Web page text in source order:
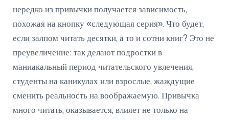
нередко из привычки получается зависимость,
похожая на кнопку «следующая серия». Что будет,
если залпом читать десятки, а то и сотни книг? Это не
преувеличение: так делают подростки в
маниакальный период читательского увлечения,
студенты на каникулах или взрослые, жаждущие
сменить реальность на воображаемую. Привычка
много читать, оказывается, влияет не только на